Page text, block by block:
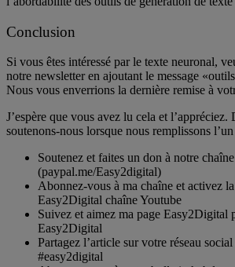
Conclusion
Si vous êtes intéressé par le texte neuronal,
notre newsletter en ajoutant le message
Nous vous enverrions la dernière remise à
J’espère que vous avez lu cela et l’appréciez.
soutenons-nous lorsque nous remplissons
Soutenez et faites un don à notre
(paypal.me/Easy2digital)
Abonnez-vous à ma chaîne et activez
Easy2Digital chaîne Youtube
Suivez et aimez ma page Easy2Digital
Easy2Digital
Partagez l’article sur votre réseau
#easy2digital